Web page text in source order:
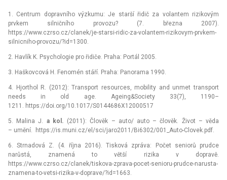
1. Centrum dopravního výzkumu: Je starší řidič za volantem rizikovým
prvkem silničního provozu? (7. března 2007).
https://www.czrso.cz/clanek/je-starsi-ridic-za-volantem-rizikovym-prvkem-
silnicniho-provozu/?id=1300.
2. Havlík K. Psychologie pro řidiče. Praha: Portál 2005.
3. Haškovcová H. Fenomén stáří. Praha: Panorama 1990.
4. Hjorthol R. (2012): Transport resources, mobility and unmet transport
needs in old age. Ageing&Society 33(7), 1190–
1211. https://doi.org/10.1017/S0144686X12000517
5. Malina J. a kol. (2011): Člověk –⁠ auto/ auto –⁠ člověk. Život –⁠ věda
–⁠ umění. https://is.muni.cz/el/sci/jaro2011/Bi6302/001_Auto-Clovek.pdf.
6. Strnadová Z. (4. října 2016). Tisková zpráva: Počet seniorů prudce
narůstá, znamená to větší rizika v dopravě.
https://www.czrso.cz/clanek/tiskova-zprava-pocet-senioru-prudce-narusta-
znamena-to-vetsi-rizika-v-doprave/?id=1663.